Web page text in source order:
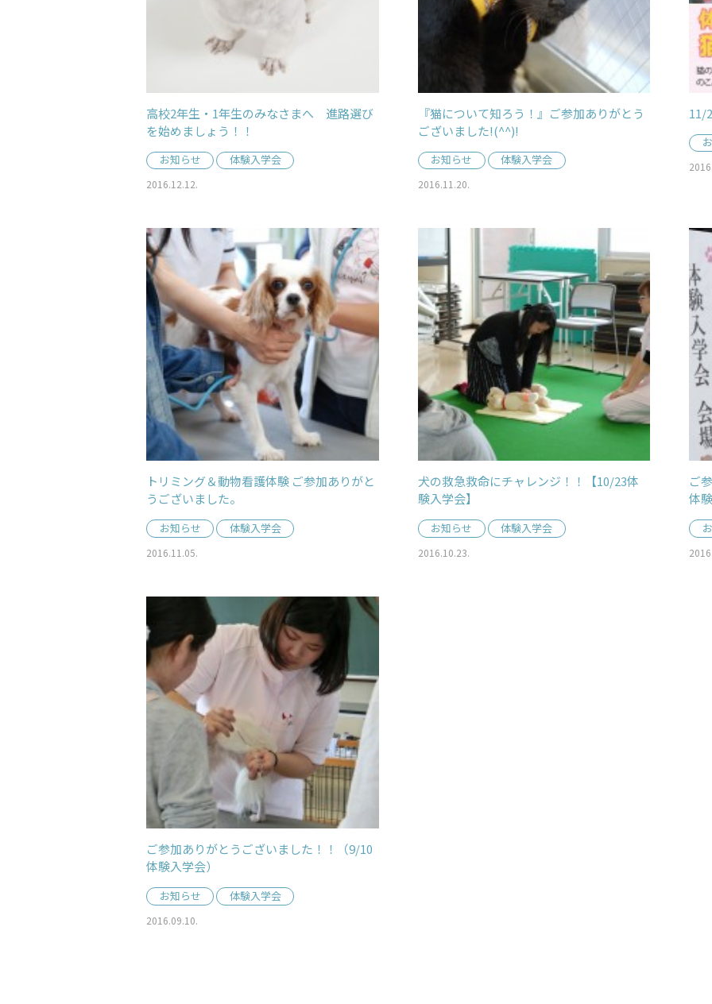
高校2年生・1年生のみなさまへ 進路選び
を始めましょう！！
お知らせ 体験入学会
2016.12.12.
『猫について知ろう！』ご参加ありがとう
ございました!(^^)!
お知らせ 体験入学会
2016.11.20.
11/
トリミング＆動物看護体験 ご参加ありがと
うございました。
お知らせ 体験入学会
2016.11.05.
犬の救急救命にチャレンジ！！【10/23体
験入学会】
お知らせ 体験入学会
2016.10.23.
ご
体
ご参加ありがとうございました！！（9/10
体験入学会）
お知らせ 体験入学会
2016.09.10.